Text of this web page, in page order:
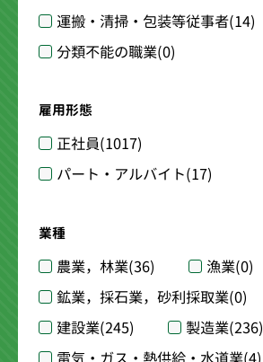
運搬・清掃・包装等従事者(14)
分類不能の職業(0)
雇用形態
正社員(1017)
パート・アルバイト(17)
業種
農業，林業(36) 漁業(0)
鉱業，採石業，砂利採取業(0)
建設業(245) 製造業(236)
電気・ガス・熱供給・水道業(4)